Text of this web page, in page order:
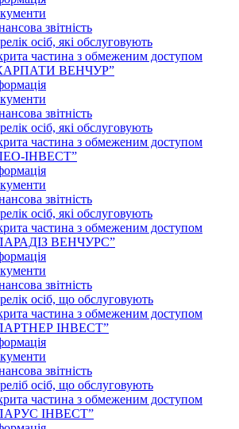
звітність
осіб, які обслуговують
частина з обмеженим доступом
ВЕНЧУР”
звітність
осіб, які обслуговують
частина з обмеженим доступом
ІНВЕСТ”
звітність
осіб, які обслуговують
частина з обмеженим доступом
ВЕНЧУРС”
звітність
осіб, що обслуговують
частина з обмеженим доступом
ІНВЕСТ”
звітність
осіб, що обслуговують
частина з обмеженим доступом
ІНВЕСТ”